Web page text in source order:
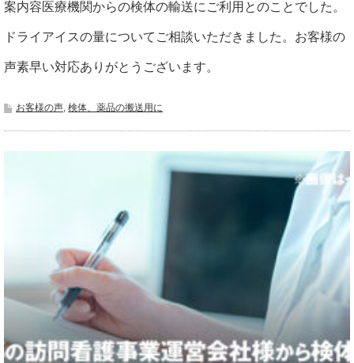
案内容医療機関からの検体の輸送にご利用とのことでした。
ドライアイスの量についてご相談いただきました。お客様の
声素早い対応ありがとうございます。
お客様の声, 検体、薬品の搬送用に